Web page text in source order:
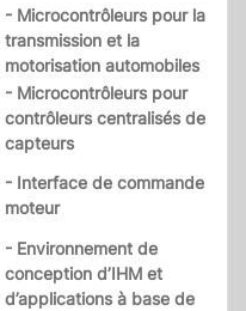
- Microcontrôleurs pour la
transmission et la
motorisation automobiles
- Microcontrôleurs pour
contrôleurs centralisés de
capteurs
- Interface de commande
moteur
- Environnement de
conception d’IHM et
d’applications à base de